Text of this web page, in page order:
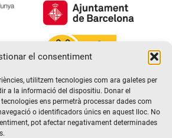
el consentiment
utilitzem tecnologies com ara galetes per
a la informació del dispositiu. Donar el
ens permetrà processar dades com
o identificadors únics en aquest lloc. No
pot afectar negativament determinades